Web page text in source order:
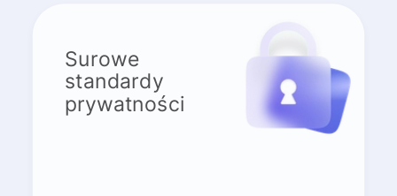
Surowe
standardy
prywatności